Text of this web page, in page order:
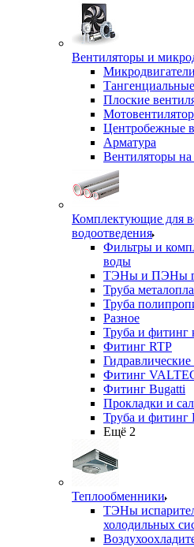
Вентиляторы и
Микродвигатели
Плоские
Центробежные
Арматура
Вентиляторы на
Комплектующие для
водоотведения
Фильтры и
воды
ТЭНы и ПЭНы
Труба
Труба
Разное
Труба и фитинг
Фитинг RTP
Фитинг
Фитинг Bugatti
Прокладки и
Труба и
Ещё 2
Теплообменники
ТЭНы
холодильных